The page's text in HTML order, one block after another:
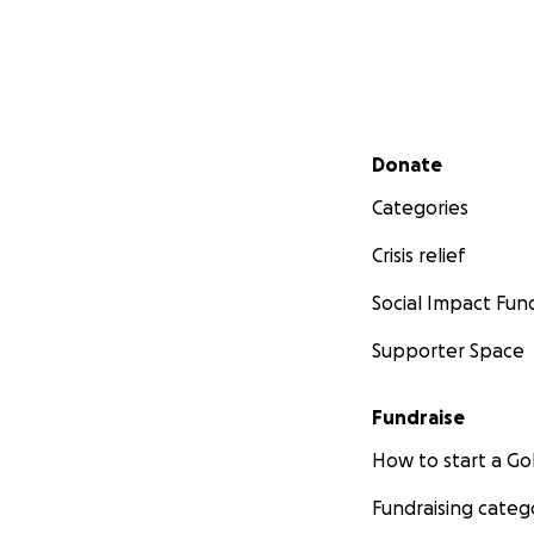
Secondary menu
Donate
Categories
Crisis relief
Social Impact
Supporter Space
Fundraise
How to start a
Fundraising